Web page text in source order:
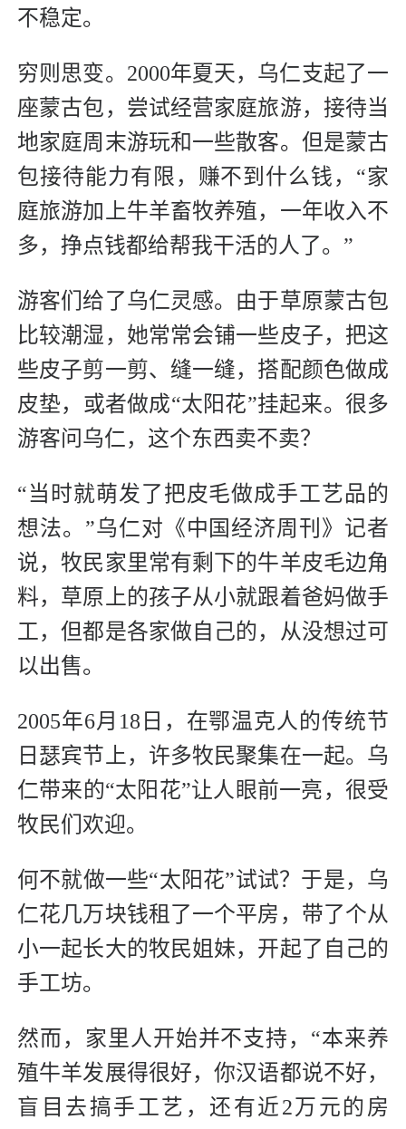
不稳定。
穷则思变。2000年夏天，乌仁支起了一
座蒙古包，尝试经营家庭旅游，接待当
地家庭周末游玩和一些散客。但是蒙古
包接待能力有限，赚不到什么钱，“家
庭旅游加上牛羊畜牧养殖，一年收入不
多，挣点钱都给帮我干活的人了。”
游客们给了乌仁灵感。由于草原蒙古包
比较潮湿，她常常会铺一些皮子，把这
些皮子剪一剪、缝一缝，搭配颜色做成
皮垫，或者做成“太阳花”挂起来。很多
游客问乌仁，这个东西卖不卖？
“当时就萌发了把皮毛做成手工艺品的
想法。”乌仁对《中国经济周刊》记者
说，牧民家里常有剩下的牛羊皮毛边角
料，草原上的孩子从小就跟着爸妈做手
工，但都是各家做自己的，从没想过可
以出售。
2005年6月18日，在鄂温克人的传统节
日瑟宾节上，许多牧民聚集在一起。乌
仁带来的“太阳花”让人眼前一亮，很受
牧民们欢迎。
何不就做一些“太阳花”试试？于是，乌
仁花几万块钱租了一个平房，带了个从
小一起长大的牧民姐妹，开起了自己的
手工坊。
然而，家里人开始并不支持，“本来养
殖牛羊发展得很好，你汉语都说不好，
盲目去搞手工艺，还有近2万元的房